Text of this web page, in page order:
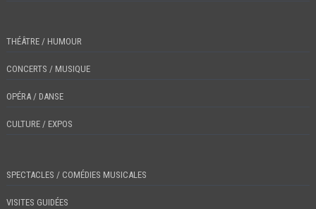
THÉÂTRE / HUMOUR
CONCERTS / MUSIQUE
OPÉRA / DANSE
CULTURE / EXPOS
SPECTACLES / COMÉDIES MUSICALES
VISITES GUIDÉES